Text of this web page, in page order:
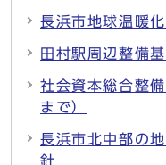
長浜市地球温暖
田村駅周辺整備
社会資本総合整
まで）
長浜市北中部の
針